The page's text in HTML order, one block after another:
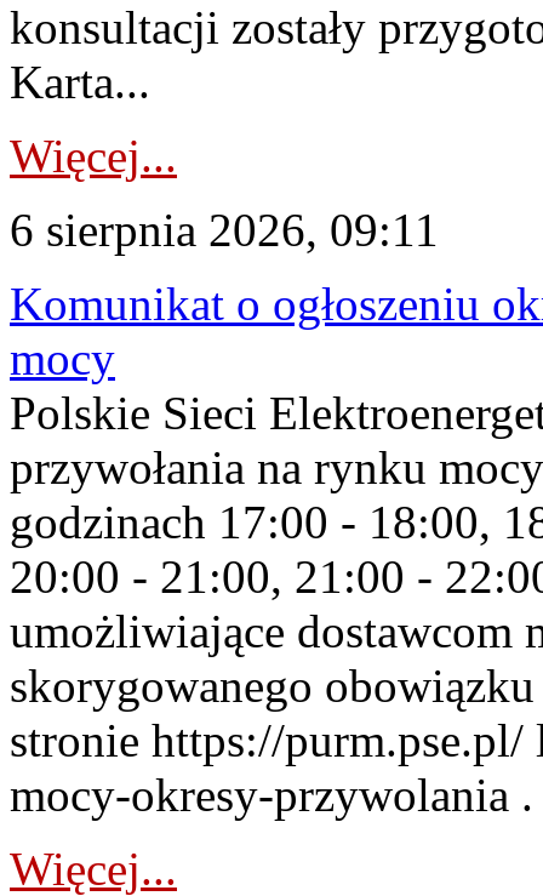
konsultacji zostały
Karta...
Więcej...
6 sierpnia 2026, 09:11
Komunikat o ogłoszeniu
mocy
Polskie Sieci
przywołania na rynku
godzinach 17:00 - 18:00,
20:00 - 21:00, 21:00 -
umożliwiające dostawcom
skorygowanego
stronie https://
mocy-okresy-przywolania
Więcej...